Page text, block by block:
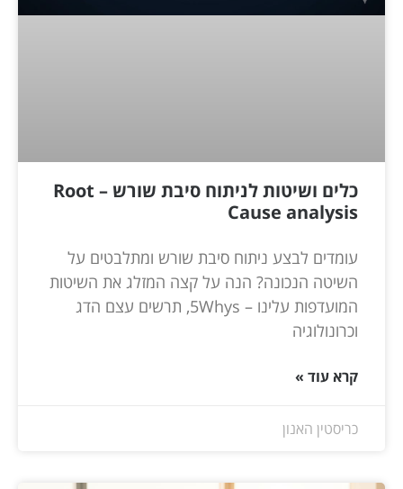
כלים ושיטות לניתוח סיבת שורש – Root
Cause analysis
עומדים לבצע ניתוח סיבת שורש ומתלבטים על
השיטה הנכונה? הנה על קצה המזלג את השיטות
המועדפות עלינו – 5Whys, תרשים עצם הדג
וכרונולוגיה
קרא עוד »
כריסטין האנון